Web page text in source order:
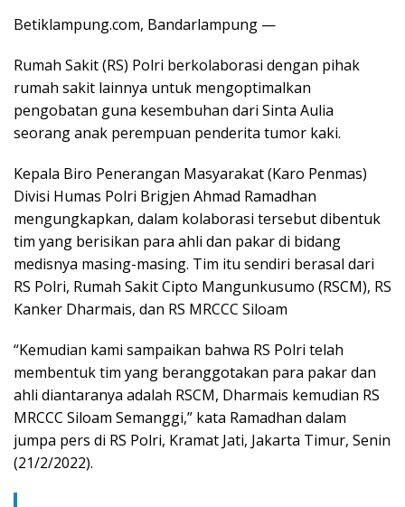
Betiklampung.com, Bandarlampung —
Rumah Sakit (RS) Polri berkolaborasi dengan pihak
rumah sakit lainnya untuk mengoptimalkan
pengobatan guna kesembuhan dari Sinta Aulia
seorang anak perempuan penderita tumor kaki.
Kepala Biro Penerangan Masyarakat (Karo Penmas)
Divisi Humas Polri Brigjen Ahmad Ramadhan
mengungkapkan, dalam kolaborasi tersebut dibentuk
tim yang berisikan para ahli dan pakar di bidang
medisnya masing-masing. Tim itu sendiri berasal dari
RS Polri, Rumah Sakit Cipto Mangunkusumo (RSCM), RS
Kanker Dharmais, dan RS MRCCC Siloam
“Kemudian kami sampaikan bahwa RS Polri telah
membentuk tim yang beranggotakan para pakar dan
ahli diantaranya adalah RSCM, Dharmais kemudian RS
MRCCC Siloam Semanggi,” kata Ramadhan dalam
jumpa pers di RS Polri, Kramat Jati, Jakarta Timur, Senin
(21/2/2022).